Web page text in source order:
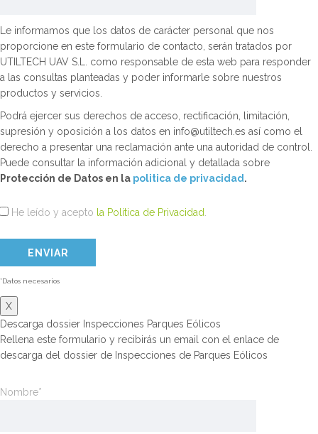
Le informamos que los datos de carácter personal que nos
proporcione en este formulario de contacto, serán tratados por
UTILTECH UAV S.L. como responsable de esta web para responder
a las consultas planteadas y poder informarle sobre nuestros
productos y servicios.
Podrá ejercer sus derechos de acceso, rectificación, limitación,
supresión y oposición a los datos en info@utiltech.es así como el
derecho a presentar una reclamación ante una autoridad de control.
Puede consultar la información adicional y detallada sobre
Protección de Datos en la politica de privacidad .
He leído y acepto la Política de Privacidad
*Datos necesarios
X
Descarga dossier Inspecciones Parques Eólicos
Rellena este formulario y recibirás un email con el enlace de
descarga del dossier de Inspecciones de Parques Eólicos
Nombre*